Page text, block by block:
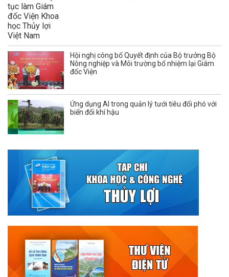
Hội nghị công bố Quyết định của Bộ trưởng Bộ
Nông nghiệp và Môi trường bổ nhiệm lại Giám
đốc Viện
Ứng dụng AI trong quản lý tưới tiêu đối phó với
biến đổi khí hậu